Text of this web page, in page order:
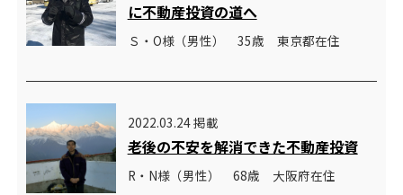
に不動産投資の道へ
Ｓ・O様（男性） 35歳 東京都在住
2022.03.24 掲載
老後の不安を解消できた不動産投資
R・N様（男性） 68歳 大阪府在住